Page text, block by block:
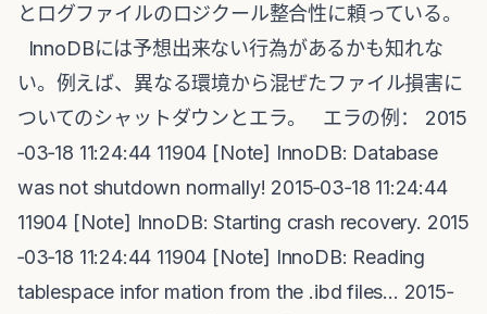
とログファイルのロジクール整合性に頼っている。
InnoDBには予想出来ない行為があるかも知れな
い。例えば、異なる環境から混ぜたファイル損害に
ついてのシャットダウンとエラ。 エラの例： 2015
‐03‐18 11:24:44 11904 [Note] InnoDB: Database
was not shutdown normally! 2015‐03‐18 11:24:44
11904 [Note] InnoDB: Starting crash recovery. 2015
‐03‐18 11:24:44 11904 [Note] InnoDB: Reading
tablespace infor mation from the .ibd files... 2015‐